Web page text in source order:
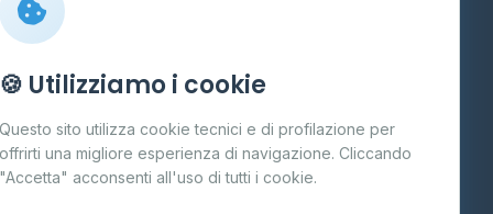
Contatti
🍪 Utilizziamo i cookie
Questo sito utilizza cookie tecnici e di profilazione per
offrirti una migliore esperienza di navigazione. Cliccando
"Accetta" acconsenti all'uso di tutti i cookie.